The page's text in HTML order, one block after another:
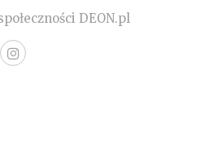
DEON.pl